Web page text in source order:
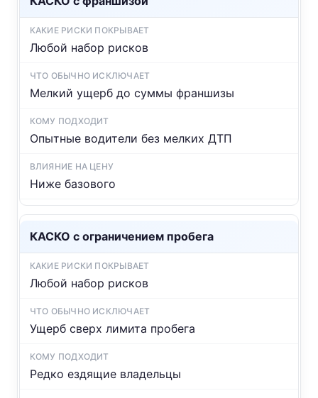
Любой набор рисков
Мелкий ущерб до суммы франшизы
Опытные водители без мелких ДТП
Ниже базового
КАСКО с ограничением пробега
Любой набор рисков
Ущерб сверх лимита пробега
Редко ездящие владельцы